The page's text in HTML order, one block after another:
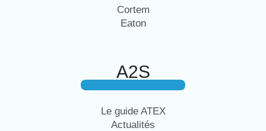
Cortem
Eaton
A2S
Le guide ATEX
Actualités